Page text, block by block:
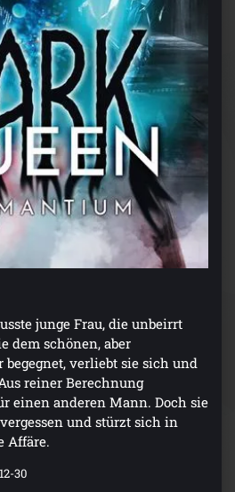
junge Frau, die unbeirrt
dem schönen, aber
verliebt sie sich und
reiner Berechnung
einen anderen Mann. Doch sie
und stürzt sich in
Affäre.
30